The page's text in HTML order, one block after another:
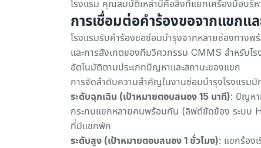
โรงแรม คุณสมบัติเหล่านี้คือสิ่งที่แยกเครื่องมือบริห
การเชื่อมต่อคำร้องขอจากแขกแ
โรงแรมรับคำร้องขอซ่อมบำรุงจากหลายช่องทาง
และการสังเกตของทีมวิศวกรรม CMMS สำหรับโ
อัตโนมัติตามประเภทปัญหาและสถานะของแขก
การจัดลำดับความสำคัญในงานซ่อมบำรุงโรงแรมมั
ระดับฉุกเฉิน (เป้าหมายตอบสนอง 15 นาที): ปัญหา
กระทบแขกหลายคนพร้อมกัน (ลิฟต์ขัดข้อง ระบบ
ที่มีแขกพัก
ระดับสูง (เป้าหมายตอบสนอง 1 ชั่วโมง): แขกร้อง